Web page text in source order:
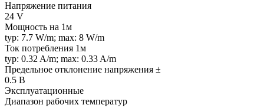
Напряжение питания
24 V
Мощность на 1м
typ: 7.7 W/m; max: 8 W/m
Ток потребления 1м
typ: 0.32 A/m; max: 0.33 A/m
Предельное отклонение напряжения ±
0.5 В
Эксплуатационные
Диапазон рабочих температур